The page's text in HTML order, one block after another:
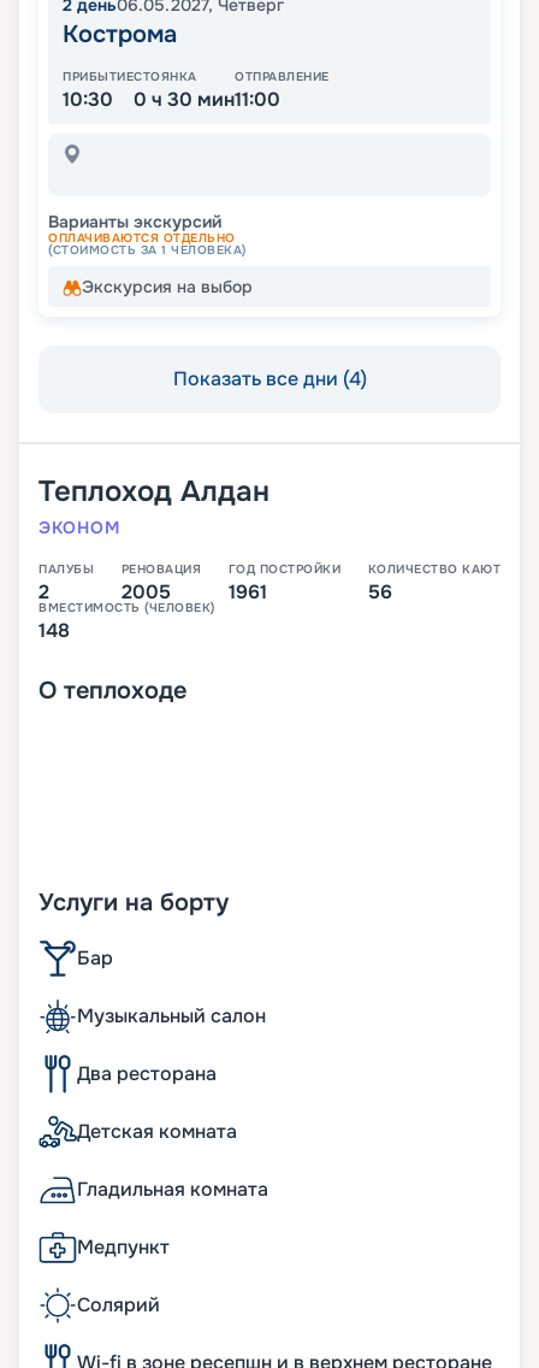
2 день06.05.2027, Четверг
Кострома
ПРИБЫТИЕ
10:30
СТОЯНКА
0 ч 30 мин
ОТПРАВЛЕНИЕ
11:00
Варианты экскурсий
ОПЛАЧИВАЮТСЯ ОТДЕЛЬНО
(СТОИМОСТЬ ЗА 1 ЧЕЛОВЕКА)
Экскурсия на выбор
Показать все дни (4)
Теплоход Алдан
ЭКОНОМ
ПАЛУБЫ
2
РЕНОВАЦИЯ
2005
ГОД ПОСТРОЙКИ
1961
КОЛИЧЕСТВО КАЮТ
56
ВМЕСТИМОСТЬ (ЧЕЛОВЕК)
148
О теплоходе
Услуги на борту
Бар
Музыкальный салон
Два ресторана
Детская комната
Гладильная комната
Медпункт
Солярий
Wi-fi в зоне ресепшн и в верхнем ресторане